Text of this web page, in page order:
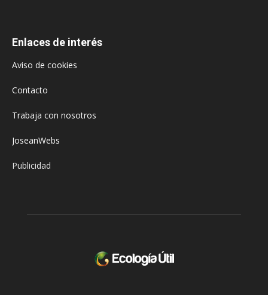
Enlaces de interés
Aviso de cookies
Contacto
Trabaja con nosotros
JoseanWebs
Publicidad